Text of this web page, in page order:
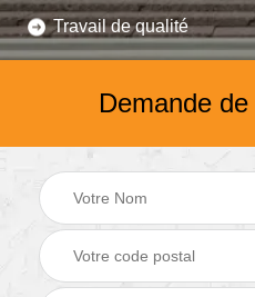
Travail de qualité
Demande